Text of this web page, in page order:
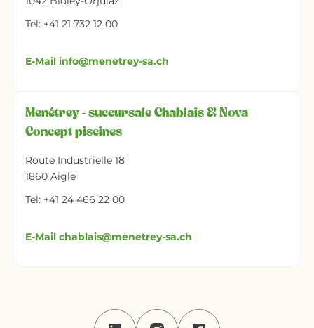
Tel: +41 21 732 12 00
E-Mail info@menetrey-sa.ch
Menétrey - succursale Chablais & Nova
Concept piscines
Route Industrielle 18
1860 Aigle
Tel: +41 24 466 22 00
E-Mail chablais@menetrey-sa.ch